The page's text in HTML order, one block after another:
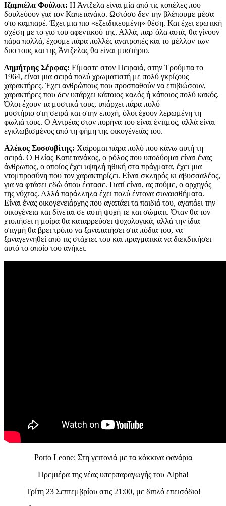
Ιζαμπέλα Φούλοπ: Η Άντζελα είναι μία από τις κοπέλες που
δουλεύουν για τον Καπετανάκο. Ωστόσο δεν την βλέπουμε μέσα
στο καμπαρέ. Έχει μια πιο «εξειδικευμένη» θέση. Και έχει ερωτική
σχέση με το γιο του αφεντικού της. Αλλά, παρ΄όλα αυτά, θα γίνουν
πάρα πολλά, έχουμε πάρα πολλές ανατροπές και το μέλλον των
δυο τους και της Άντζελας θα είναι μυστήριο.
Δημήτρης Σέρφας: Είμαστε στον Πειραιά, στην Τρούμπα το
1964, είναι μια σειρά πολύ χρωματιστή με πολύ γκρίζους
χαρακτήρες. Έχει ανθρώπους που προσπαθούν να επιβιώσουν,
χαρακτήρες που δεν υπάρχει κάποιος καλός ή κάποιος πολύ κακός.
Όλοι έχουν τα μυστικά τους, υπάρχει πάρα πολύ
μυστήριο στη σειρά και στην εποχή, όλοι έχουν λερωμένη τη
φωλιά τους. Ο Αντρέας στον πυρήνα του είναι έντιμος, αλλά είναι
εγκλωβισμένος από τη φήμη της οικογένειάς του.
Αλέκος Συσσοβίτης: Χαίρομαι πάρα πολύ που κάνω αυτή τη
σειρά. Ο Ηλίας Καπετανάκος, ο ρόλος που υποδύομαι είναι ένας
άνθρωπος, ο οποίος έχει υψηλή ηθική στα πράγματα, έχει μια
ντομπροσύνη που τον χαρακτηρίζει. Είναι σκληρός κι αβυσσαλέος,
για να φτάσει εδώ όπου έφτασε. Γιατί είναι, ας πούμε, ο αρχηγός
της νύχτας. Αλλά παράλληλα έχει πολύ έντονα συναισθήματα.
Είναι ένας οικογενειάρχης που αγαπάει τα παιδιά του, αγαπάει την
οικογένεια και δίνεται σε αυτή ψυχή τε και σώματι. Όταν θα τον
χτυπήσει η μοίρα θα καταρρεύσει ψυχολογικά, αλλά την ίδια
στιγμή θα βρει τρόπο να ξαναπατήσει στα πόδια του, να
ξαναγεννηθεί από τις στάχτες του και πραγματικά να διεκδικήσει
αυτό το οποίο του ανήκει.
Porto Leone: Στη γειτονιά με τα κόκκινα φανάρια
Πρεμιέρα της νέας υπερπαραγωγής του Alpha!
Τρίτη 23 Σεπτεμβρίου στις 21:00, με διπλό επεισόδιο!